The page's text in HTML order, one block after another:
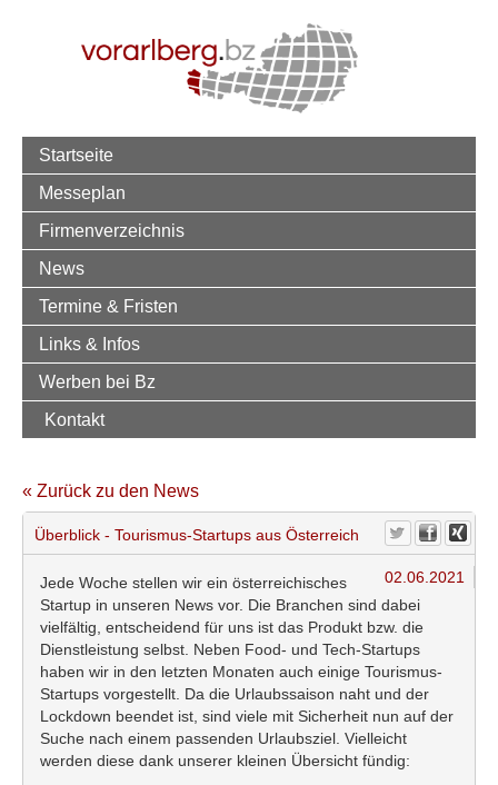
Startseite
Messeplan
Firmenverzeichnis
News
Termine & Fristen
Links & Infos
Werben bei Bz
Kontakt
« Zurück zu den News
Überblick - Tourismus-Startups aus Österreich
02.06.2021
Jede Woche stellen wir ein österreichisches
Startup in unseren News vor. Die Branchen sind dabei
vielfältig, entscheidend für uns ist das Produkt bzw. die
Dienstleistung selbst. Neben Food- und Tech-Startups
haben wir in den letzten Monaten auch einige Tourismus-
Startups vorgestellt. Da die Urlaubssaison naht und der
Lockdown beendet ist, sind viele mit Sicherheit nun auf der
Suche nach einem passenden Urlaubsziel. Vielleicht
werden diese dank unserer kleinen Übersicht fündig: